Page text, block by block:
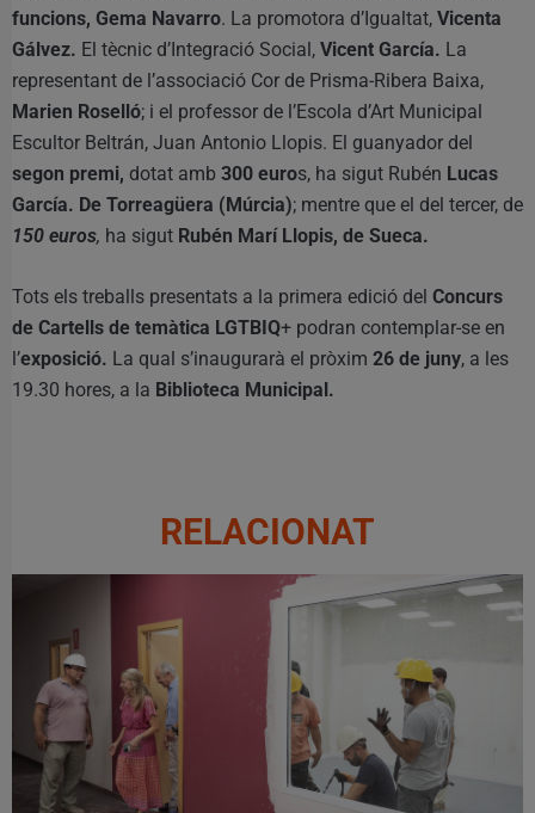
funcions, Gema Navarro. La promotora d’Igualtat, Vicenta
Gálvez. El tècnic d’Integració Social, Vicent García. La
representant de l’associació Cor de Prisma-Ribera Baixa,
Marien Roselló; i el professor de l’Escola d’Art Municipal
Escultor Beltrán, Juan Antonio Llopis. El guanyador del
segon premi, dotat amb 300 euros, ha sigut Rubén Lucas
García. De Torreagüera (Múrcia); mentre que el del tercer, de
150 euros, ha sigut Rubén Marí Llopis, de Sueca.
Tots els treballs presentats a la primera edició del Concurs
de Cartells de temàtica LGTBIQ+ podran contemplar-se en
l’exposició. La qual s’inaugurarà el pròxim 26 de juny, a les
19.30 hores, a la Biblioteca Municipal.
RELACIONAT